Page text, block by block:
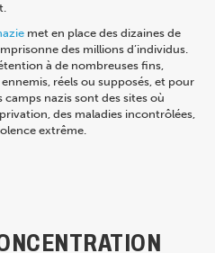
met en place des dizaines de
des millions d’individus.
à de nombreuses fins,
réels ou supposés, et pour
camps nazis sont des sites où
des maladies incontrôlées,
extrême.